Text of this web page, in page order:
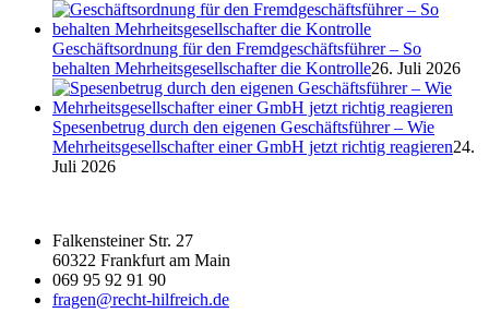
Geschäftsordnung für den Fremdgeschäftsführer – So
behalten Mehrheitsgesellschafter die Kontrolle26. Juli 2026
Spesenbetrug durch den eigenen Geschäftsführer – Wie
Mehrheitsgesellschafter einer GmbH jetzt richtig reagieren24.
Juli 2026
Falkensteiner Str. 27
60322 Frankfurt am Main
069 95 92 91 90
fragen@recht-hilfreich.de